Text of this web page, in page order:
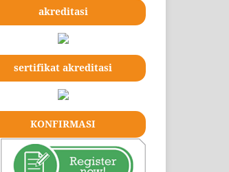
akreditasi
sertifikat akreditasi
KONFIRMASI